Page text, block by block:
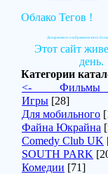
Облако Тегов !
Для красивого отображения этого
Этот сайт
день.
Категории
<-
Игры [28]
Для мобильного
Файна Юкрайна
Comedy Club UK
SOUTH PARK
Комедии [71]